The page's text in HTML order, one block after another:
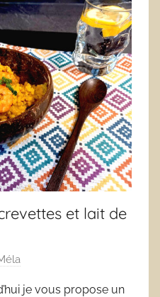
et lait de
je vous propose un